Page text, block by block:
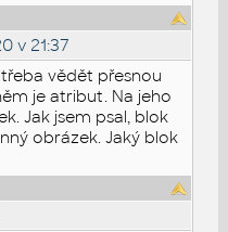
v 21:37
vědět přesnou
je atribut. Na jeho
Jak jsem psal, blok
obrázek. Jaký blok